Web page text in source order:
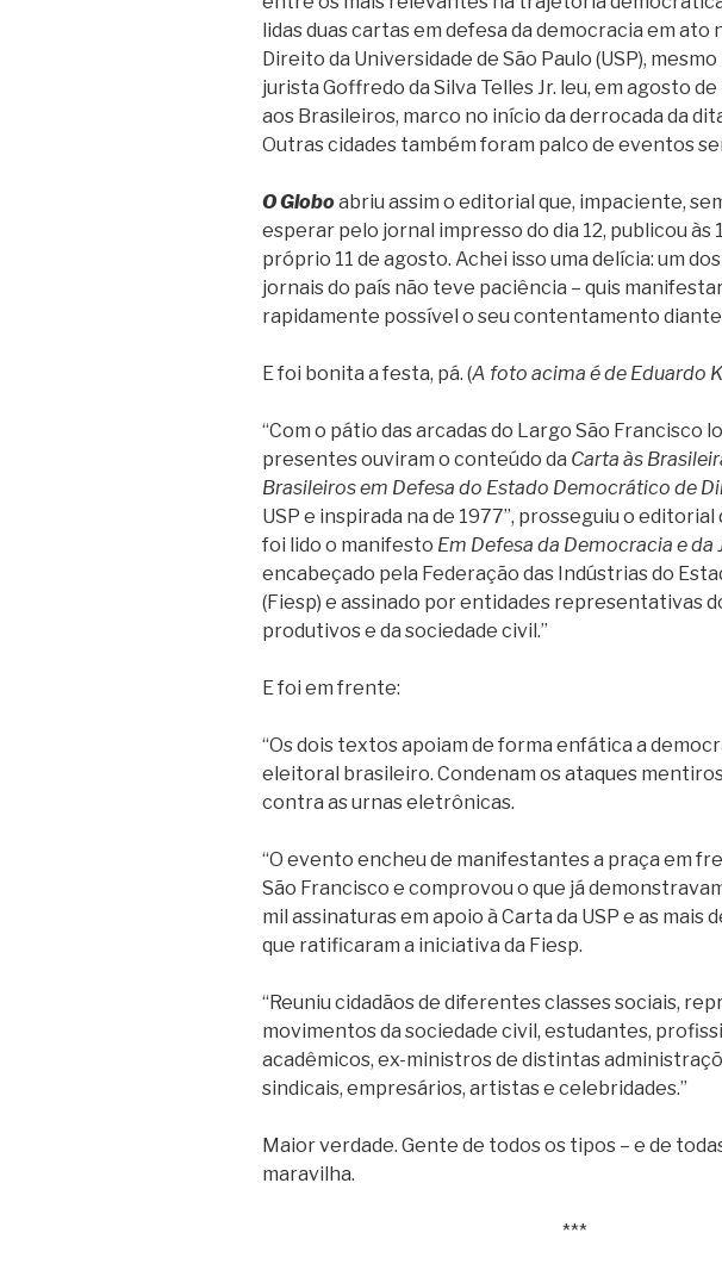
lidas duas cartas em defesa da democracia em ato
Direito da Universidade de São Paulo (USP),
jurista Goffredo da Silva Telles Jr. leu, em agosto de
aos Brasileiros, marco no início da derrocada da
Outras cidades também foram palco de eventos
O Globoabriu assim o editorial que, impaciente,
esperar pelo jornal impresso do dia 12, publicou às
próprio 11 de agosto. Achei isso uma delícia: um
jornais do país não teve paciência – quis
rapidamente possível o seu contentamento
E foi bonita a festa, pá. (A foto acima é de Eduardo
“Com o pátio das arcadas do Largo São Francisco
presentes ouviram o conteúdo da Carta às
Brasileiros em Defesa do Estado Democrático de
USP e inspirada na de 1977”, prosseguiu o editorial
foi lido o manifesto Em Defesa da Democracia e da
encabeçado pela Federação das Indústrias do
(Fiesp) e assinado por entidades representativas
produtivos e da sociedade civil.”
E foi em frente:
“Os dois textos apoiam de forma enfática a
eleitoral brasileiro. Condenam os ataques
contra as urnas eletrônicas.
“O evento encheu de manifestantes a praça em
São Francisco e comprovou o que já
mil assinaturas em apoio à Carta da USP e as mais
que ratificaram a iniciativa da Fiesp.
“Reuniu cidadãos de diferentes classes sociais,
movimentos da sociedade civil, estudantes,
acadêmicos, ex-ministros de distintas
sindicais, empresários, artistas e celebridades.”
Maior verdade. Gente de todos os tipos – e de
maravilha.
***